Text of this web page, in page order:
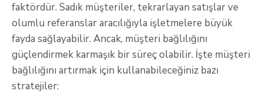
faktördür. Sadık müşteriler, tekrarlayan satışlar ve
olumlu referanslar aracılığıyla işletmelere büyük
fayda sağlayabilir. Ancak, müşteri bağlılığını
güçlendirmek karmaşık bir süreç olabilir. İşte müşteri
bağlılığını artırmak için kullanabileceğiniz bazı
stratejiler: